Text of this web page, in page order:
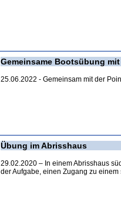
Gemeinsame Bootsübung
25.06.2022 - Gemeinsam mit der
Übung im Abrisshaus
29.02.2020 – In einem Abrisshaus
der Aufgabe, einen Zugang zu